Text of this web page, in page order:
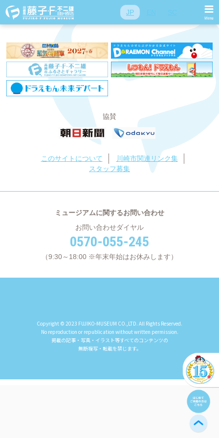
JP
投稿ナビゲーション
前 前の投稿: 2021年2月
次の投稿: 2021年4月
協賛
このサイトについて
川崎市関連リンク集
スタッフ募集
ミュージアムに関するお問い合わせ
お問い合わせダイヤル
0570-055-245
（9:30～18:00 ※年末年始はお休みします）
Copyright © 2023 FUJIKO-MUSEUM CO.,LTD. All Rights Reserved.
No reproduction or republication without written permission.
掲載の記事・写真・イラスト等すべてのコンテンツの
無断複写・転載を禁じます。